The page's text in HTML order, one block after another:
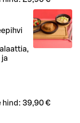
hind: 39,90 €